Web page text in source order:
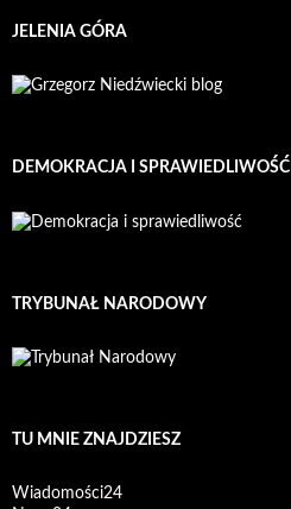
JELENIA GÓRA
DEMOKRACJA I SPRAWIEDLIWOŚĆ
TRYBUNAŁ NARODOWY
TU MNIE ZNAJDZIESZ
Wiadomości24